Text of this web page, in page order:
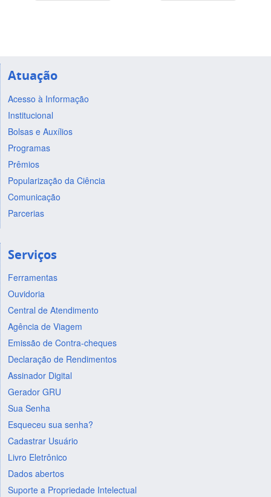
Atuação
Acesso à Informação
Institucional
Bolsas e Auxílios
Programas
Prêmios
Popularização da Ciência
Comunicação
Parcerias
Serviços
Ferramentas
Ouvidoria
Central de Atendimento
Agência de Viagem
Emissão de Contra-cheques
Declaração de Rendimentos
Assinador Digital
Gerador GRU
Sua Senha
Esqueceu sua senha?
Cadastrar Usuário
Livro Eletrônico
Dados abertos
Suporte a Propriedade Intelectual